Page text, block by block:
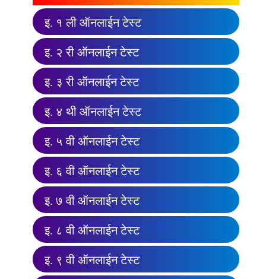
इ. १ ली ऑनलाईन टेस्ट
इ. २ री ऑनलाईन टेस्ट
इ. ३ री ऑनलाईन टेस्ट
इ. ४ थी ऑनलाईन टेस्ट
इ. ५ वी ऑनलाईन टेस्ट
इ. ६ वी ऑनलाईन टेस्ट
इ. ७ वी ऑनलाईन टेस्ट
इ. ८ वी ऑनलाईन टेस्ट
इ. ९ वी ऑनलाईन टेस्ट